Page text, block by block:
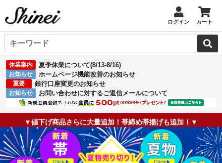
ログイン カート
休業案内 夏季休業について(8/13-8/16)
お知らせ ホームページ機能改善のお知らせ
重要 銀行口座変更のお知らせ
お知らせ お問い合わせに対するご返信メールについて
▼値下げ商品さらに大量追加！帯締め帯揚げも追加！▼